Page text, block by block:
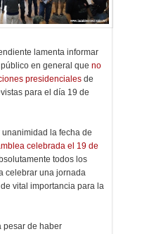
lamenta informar
en general que no
presidenciales de
para el día 19 de
la fecha de
celebrada el 19 de
todos los
celebrar una jornada
vital importancia para la
pesar de haber